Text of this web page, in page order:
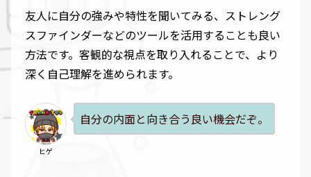
友人に自分の強みや特性を聞いてみる、ストレング
スファインダーなどのツールを活用することも良い
方法です。客観的な視点を取り入れることで、より
深く自己理解を進められます。
ヒゲ
自分の内面と向き合う良い機会だぞ。